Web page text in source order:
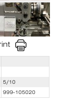
5/10
999-105020